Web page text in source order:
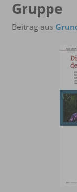
Gruppe
Beitrag aus